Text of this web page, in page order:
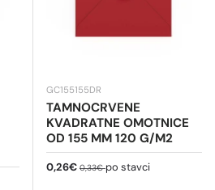
GC155155DR
TAMNOCRVENE
KVADRATNE OMOTNICE
OD 155 MM 120 G/M2
Cijena na sniženju
0,26€ Redovna cijena
0,33€po stavci